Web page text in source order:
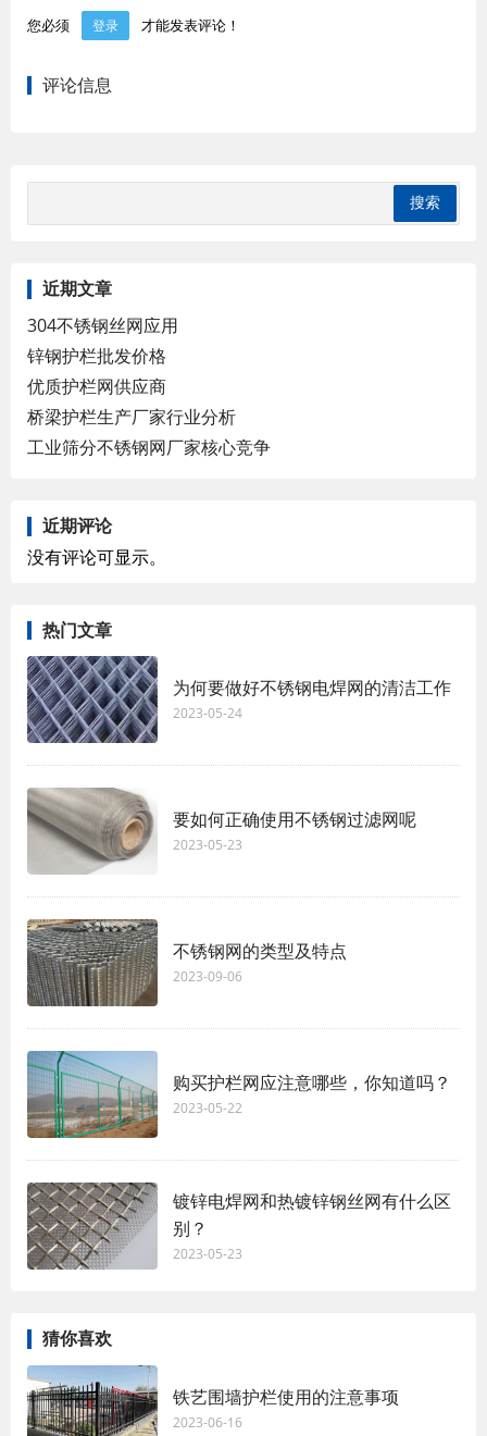
您必须 登录 才能发表评论！
评论信息
近期文章
304不锈钢丝网应用
锌钢护栏批发价格
优质护栏网供应商
桥梁护栏生产厂家行业分析
工业筛分不锈钢网厂家核心竞争
近期评论
没有评论可显示。
热门文章
为何要做好不锈钢电焊网的清洁工作
2023-05-24
要如何正确使用不锈钢过滤网呢
2023-05-23
不锈钢网的类型及特点
2023-09-06
购买护栏网应注意哪些，你知道吗？
2023-05-22
镀锌电焊网和热镀锌钢丝网有什么区
别？
2023-05-23
猜你喜欢
铁艺围墙护栏使用的注意事项
2023-06-16